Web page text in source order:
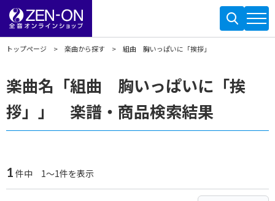
トップページ 楽曲から探す 組曲 胸いっぱいに「挨拶」
楽曲名「組曲 胸いっぱいに「挨
拶」」 楽譜・商品検索結果
1 件中 1～1件を表示